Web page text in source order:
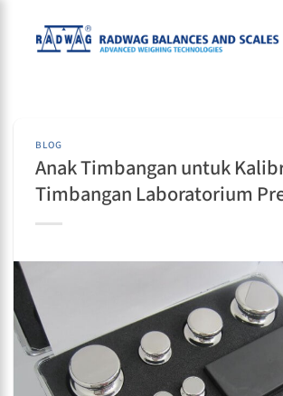
content
BLOG
Anak Timbangan untuk
Timbangan Laboratorium